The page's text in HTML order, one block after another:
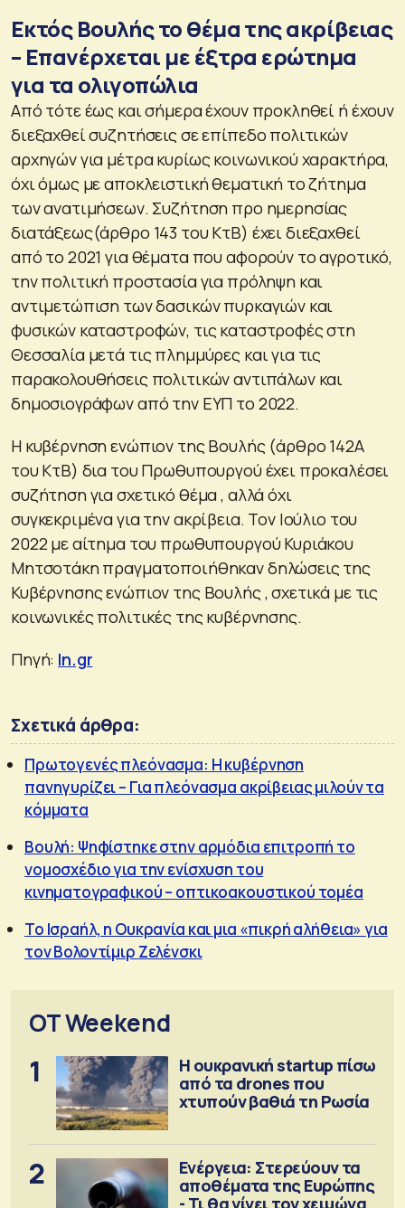
Εκτός Βουλής το θέμα της ακρίβειας
– Επανέρχεται με έξτρα ερώτημα
για τα ολιγοπώλια
Από τότε έως και σήμερα έχουν προκληθεί ή έχουν
διεξαχθεί συζητήσεις σε επίπεδο πολιτικών
αρχηγών για μέτρα κυρίως κοινωνικού χαρακτήρα,
όχι όμως με αποκλειστική θεματική το ζήτημα
των ανατιμήσεων. Συζήτηση προ ημερησίας
διατάξεως(άρθρο 143 του ΚτΒ) έχει διεξαχθεί
από το 2021 για θέματα που αφορούν το αγροτικό,
την πολιτική προστασία για πρόληψη και
αντιμετώπιση των δασικών πυρκαγιών και
φυσικών καταστροφών, τις καταστροφές στη
Θεσσαλία μετά τις πλημμύρες και για τις
παρακολουθήσεις πολιτικών αντιπάλων και
δημοσιογράφων από την ΕΥΠ το 2022.
Η κυβέρνηση ενώπιον της Βουλής (άρθρο 142Α
του ΚτΒ) δια του Πρωθυπουργού έχει προκαλέσει
συζήτηση για σχετικό θέμα , αλλά όχι
συγκεκριμένα για την ακρίβεια. Τον Ιούλιο του
2022 με αίτημα του πρωθυπουργού Κυριάκου
Μητσοτάκη πραγματοποιήθηκαν δηλώσεις της
Κυβέρνησης ενώπιον της Βουλής , σχετικά με τις
κοινωνικές πολιτικές της κυβέρνησης.
Πηγή: In.gr
Σχετικά άρθρα:
Πρωτογενές πλεόνασμα: Η κυβέρνηση
πανηγυρίζει – Για πλεόνασμα ακρίβειας μιλούν τα
κόμματα
Βουλή: Ψηφίστηκε στην αρμόδια επιτροπή το
νομοσχέδιο για την ενίσχυση του
κινηματογραφικού – οπτικοακουστικού τομέα
Το Ισραήλ, η Ουκρανία και μια «πικρή αλήθεια» για
τον Βολοντίμιρ Ζελένσκι
OT Weekend
1
Η ουκρανική startup πίσω
από τα drones που
χτυπούν βαθιά τη Ρωσία
2
Ενέργεια: Στερεύουν τα
αποθέματα της Ευρώπης
- Τι θα γίνει τον χειμώνα